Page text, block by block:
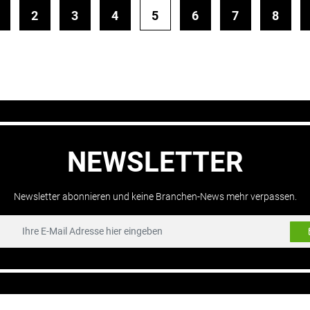
2 3 4 5 6 7 8
NEWSLETTER
Newsletter abonnieren und keine Branchen-News mehr verpassen.